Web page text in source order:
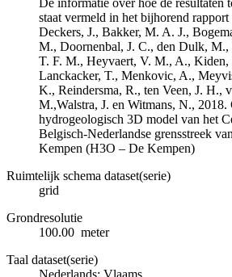
staat vermeld in het bijhorend
Deckers, J., Bakker, M. A. J.,
M., Doornenbal, J. C., den Dulk, M.,
T. F. M., Heyvaert, V. M., A., Kiden,
Lanckacker, T., Menkovic, A.,
K., Reindersma, R., ten Veen, J. H.,
M.,Walstra, J. en Witmans, N., 2018.
hydrogeologisch 3D model van het
Belgisch-Nederlandse grensstreek
Kempen (H3O – De Kempen)
Ruimtelijk schema dataset(serie)
grid
Grondresolutie
100.00 meter
Taal dataset(serie)
Nederlands; Vlaams